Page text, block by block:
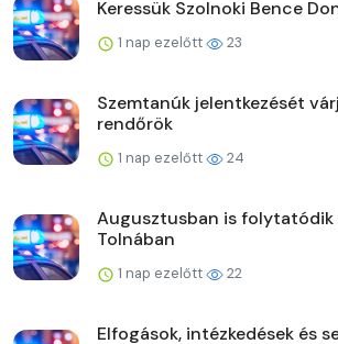
Keressük Szolnoki Bence
1 nap ezelőtt 23
Szemtanúk jelentkezését
rendőrök
1 nap ezelőtt 24
Augusztusban is folytatódik
Tolnában
1 nap ezelőtt 22
Elfogások, intézkedések és